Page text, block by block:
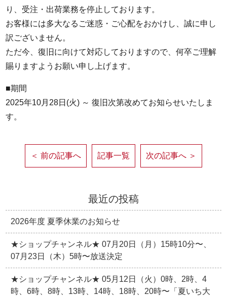
り、受注・出荷業務を停止しております。
お客様には多大なるご迷惑・ご心配をおかけし、誠に申し
訳ございません。
ただ今、復旧に向けて対応しておりますので、何卒ご理解
賜りますようお願い申し上げます。
■期間
2025年10月28日(火) ～ 復旧次第改めてお知らせいたしま
す。
＜ 前の記事へ 記事一覧 次の記事へ ＞
最近の投稿
2026年度 夏季休業のお知らせ
★ショップチャンネル★ 07月20日（月）15時10分〜、
07月23日（木）5時〜放送決定
★ショップチャンネル★ 05月12日（火）0時、2時、4
時、6時、8時、13時、14時、18時、20時〜「夏いち大